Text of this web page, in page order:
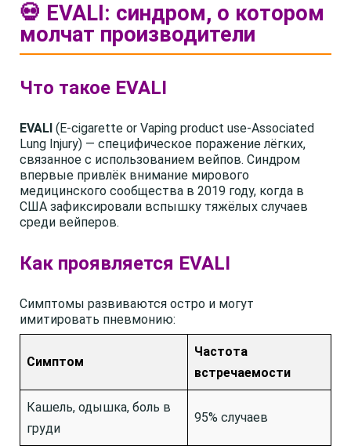
💀 EVALI: синдром, о котором
молчат производители
Что такое EVALI
EVALI (E-cigarette or Vaping product use-Associated
Lung Injury) — специфическое поражение лёгких,
связанное с использованием вейпов. Синдром
впервые привлёк внимание мирового
медицинского сообщества в 2019 году, когда в
США зафиксировали вспышку тяжёлых случаев
среди вейперов.
Как проявляется EVALI
Симптомы развиваются остро и могут
имитировать пневмонию:
Симптом
Частота
встречаемости
Кашель, одышка, боль в
груди
95% случаев